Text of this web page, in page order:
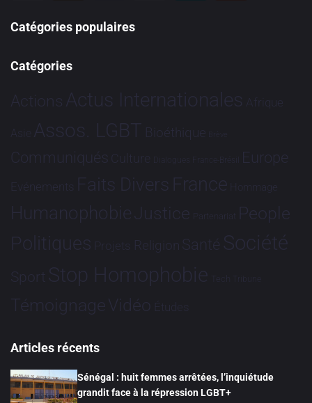
Catégories populaires
Catégories
Actions Actus Internationales Afrique
Asie Assos. LGBT Bioéthique Brève
Communiqués Culture Dialogues France-Brésil Europe
Evénements Faits Divers France Hommage
HumanophobieJustice Partenariat People
Politiques Projets Religion Santé Société
Sport Stop Homophobie Tech Tribune
TémoignageVidéo Études
Articles récents
Sénégal : huit femmes arrêtées, l’inquiétude
grandit face à la répression LGBT+